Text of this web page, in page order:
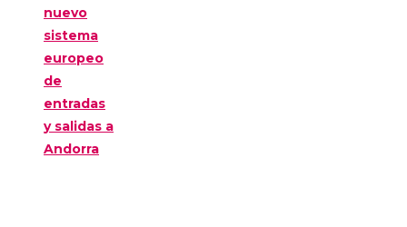
nuevo
sistema
europeo
de
entradas
y salidas a
Andorra